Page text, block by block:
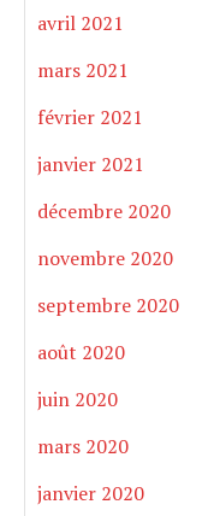
avril 2021
mars 2021
février 2021
janvier 2021
décembre 2020
novembre 2020
septembre 2020
août 2020
juin 2020
mars 2020
janvier 2020